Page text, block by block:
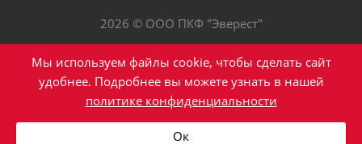
2026 © ООО ПКФ "Эверест"
Политика конфиденциальности
Мы используем файлы cookie, чтобы сделать сайт
удобнее. Подробнее вы можете узнать в нашей
политике конфиденциальности
Ок